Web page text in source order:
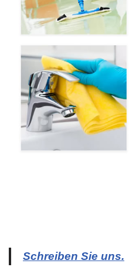
Schreiben Sie uns.